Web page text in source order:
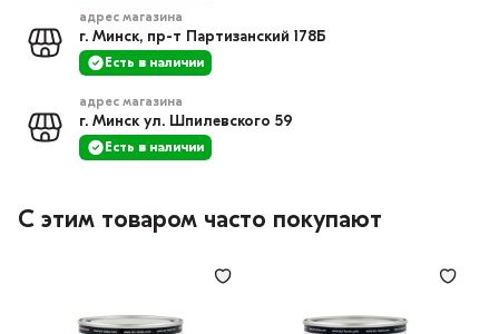
адрес магазина
г. Минск, пр-т Партизанский 178Б
Есть в наличии
адрес магазина
г. Минск ул. Шпилевского 59
Есть в наличии
С этим товаром часто покупают